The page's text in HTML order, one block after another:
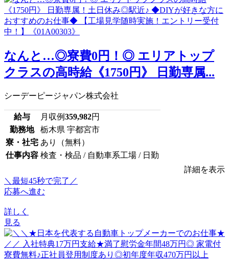
なんと…◎寮費0円！◎ エリアトップ
クラスの高時給《1750円》 日勤専属...
シーデーピージャパン株式会社
給与 月収例359,982円
勤務地
栃木県 宇都宮市
寮・社宅 あり（無料）
仕事内容 検査・検品 / 自動車系工場 / 日勤
詳細を表示
＼最短45秒で完了／
応募へ進む
詳しく
見る